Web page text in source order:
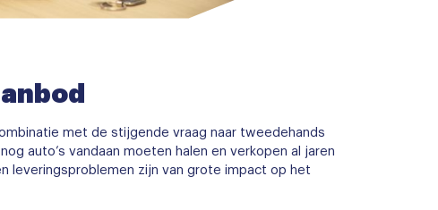
met de stijgende vraag naar tweedehands
auto’s vandaan moeten halen en verkopen al jaren
leveringsproblemen zijn van grote impact op het